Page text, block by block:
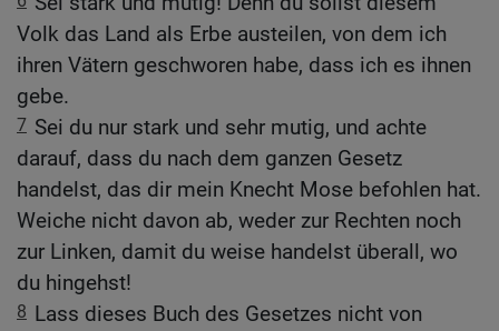
Volk das Land als Erbe austeilen, von dem ich
ihren Vätern geschworen habe, dass ich es ihnen
gebe.
7 Sei du nur stark und sehr mutig, und achte
darauf, dass du nach dem ganzen Gesetz
handelst, das dir mein Knecht Mose befohlen hat.
Weiche nicht davon ab, weder zur Rechten noch
zur Linken, damit du weise handelst überall, wo
du hingehst!
8 Lass dieses Buch des Gesetzes nicht von